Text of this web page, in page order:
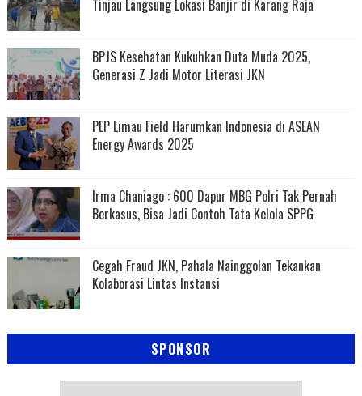
Tinjau Langsung Lokasi Banjir di Karang Raja
BPJS Kesehatan Kukuhkan Duta Muda 2025,
Generasi Z Jadi Motor Literasi JKN
PEP Limau Field Harumkan Indonesia di ASEAN
Energy Awards 2025
Irma Chaniago : 600 Dapur MBG Polri Tak Pernah
Berkasus, Bisa Jadi Contoh Tata Kelola SPPG
Cegah Fraud JKN, Pahala Nainggolan Tekankan
Kolaborasi Lintas Instansi
SPONSOR